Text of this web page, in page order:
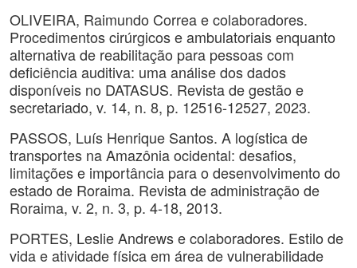
OLIVEIRA, Raimundo Correa e colaboradores.
Procedimentos cirúrgicos e ambulatoriais enquanto
alternativa de reabilitação para pessoas com
deficiência auditiva: uma análise dos dados
disponíveis no DATASUS. Revista de gestão e
secretariado, v. 14, n. 8, p. 12516-12527, 2023.
PASSOS, Luís Henrique Santos. A logística de
transportes na Amazônia ocidental: desafios,
limitações e importância para o desenvolvimento do
estado de Roraima. Revista de administração de
Roraima, v. 2, n. 3, p. 4-18, 2013.
PORTES, Leslie Andrews e colaboradores. Estilo de
vida e atividade física em área de vulnerabilidade